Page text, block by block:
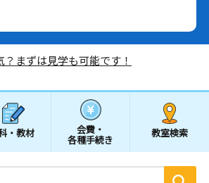
まずは見学も可能です！
・教材 会費・
各種手続き
教室検索